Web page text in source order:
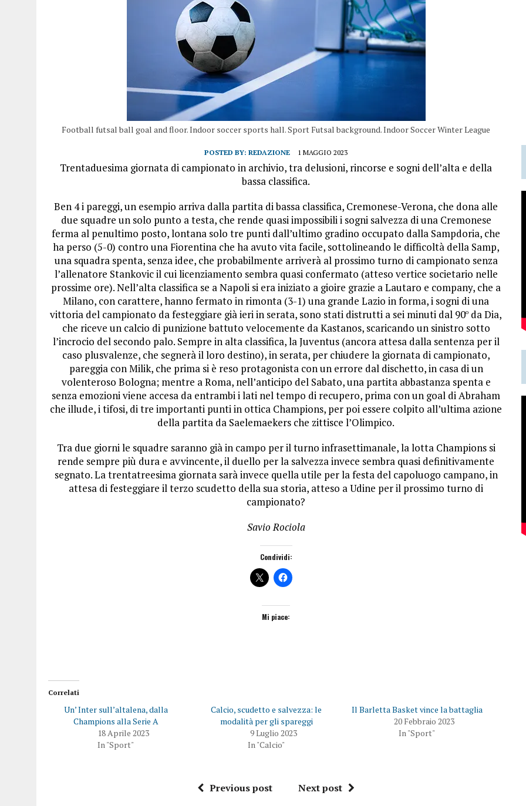
Football futsal ball goal and floor. Indoor soccer sports hall. Sport Futsal background. Indoor Soccer Winter League
POSTED BY:REDAZIONE 1 MAGGIO 2023
Trentaduesima giornata di campionato in archivio, tra delusioni, rincorse e sogni dell’alta e della
bassa classifica.
Ben 4 i pareggi, un esempio arriva dalla partita di bassa classifica, Cremonese-Verona, che dona alle
due squadre un solo punto a testa, che rende quasi impossibili i sogni salvezza di una Cremonese
ferma al penultimo posto, lontana solo tre punti dall’ultimo gradino occupato dalla Sampdoria, che
ha perso (5-0) contro una Fiorentina che ha avuto vita facile, sottolineando le difficoltà della Samp,
una squadra spenta, senza idee, che probabilmente arriverà al prossimo turno di campionato senza
l’allenatore Stankovic il cui licenziamento sembra quasi confermato (atteso vertice societario nelle
prossime ore). Nell’alta classifica se a Napoli si era iniziato a gioire grazie a Lautaro e company, che a
Milano, con carattere, hanno fermato in rimonta (3-1) una grande Lazio in forma, i sogni di una
vittoria del campionato da festeggiare già ieri in serata, sono stati distrutti a sei minuti dal 90o da Dia,
che riceve un calcio di punizione battuto velocemente da Kastanos, scaricando un sinistro sotto
l’incrocio del secondo palo. Sempre in alta classifica, la Juventus (ancora attesa dalla sentenza per il
caso plusvalenze, che segnerà il loro destino), in serata, per chiudere la giornata di campionato,
pareggia con Milik, che prima si è reso protagonista con un errore dal dischetto, in casa di un
volenteroso Bologna; mentre a Roma, nell’anticipo del Sabato, una partita abbastanza spenta e
senza emozioni viene accesa da entrambi i lati nel tempo di recupero, prima con un goal di Abraham
che illude, i tifosi, di tre importanti punti in ottica Champions, per poi essere colpito all’ultima azione
della partita da Saelemaekers che zittisce l’Olimpico.
Tra due giorni le squadre saranno già in campo per il turno infrasettimanale, la lotta Champions si
rende sempre più dura e avvincente, il duello per la salvezza invece sembra quasi definitivamente
segnato. La trentatreesima giornata sarà invece quella utile per la festa del capoluogo campano, in
attesa di festeggiare il terzo scudetto della sua storia, atteso a Udine per il prossimo turno di
campionato?
Savio Rociola
Condividi:
Mi piace:
Correlati
Un’ Inter sull’altalena, dalla
Champions alla Serie A
18 Aprile 2023
In "Sport"
Calcio, scudetto e salvezza: le
modalità per gli spareggi
9 Luglio 2023
In "Calcio"
Il Barletta Basket vince la battaglia
20 Febbraio 2023
In "Sport"
Previous post Next post